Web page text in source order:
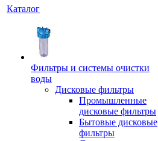
Каталог
Фильтры и системы очистки
воды
Дисковые фильтры
Промышленные
дисковые фильтры
Бытовые дисковые
фильтры